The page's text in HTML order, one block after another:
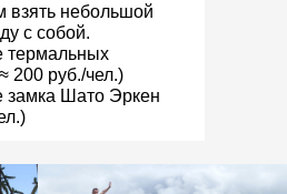
взять небольшой
с собой.
термальных
200 руб./чел.)
замка Шато Эркен